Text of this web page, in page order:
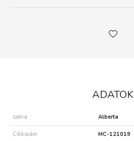
ADATOK
széria Alberta
Cikkszám MC-121019